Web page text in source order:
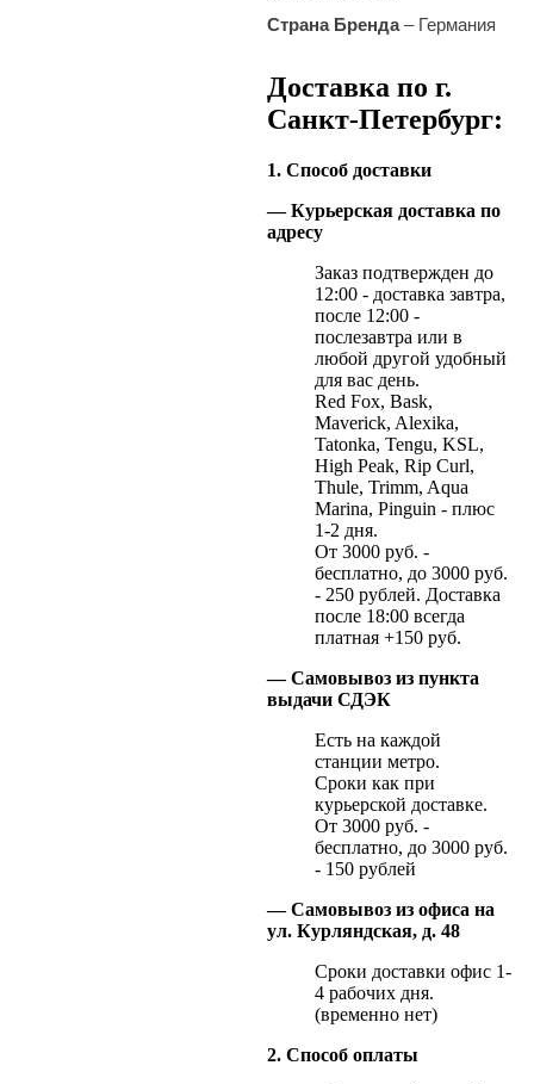
Страна Бренда– Германия
Доставка по г.
Санкт-Петербург:
1. Способ доставки
— Курьерская доставка по
адресу
Заказ подтвержден до
12:00 - доставка завтра,
после 12:00 -
послезавтра или в
любой другой удобный
для вас день.
Red Fox, Bask,
Maverick, Alexika,
Tatonka, Tengu, KSL,
High Peak, Rip Curl,
Thule, Trimm, Aqua
Marina, Pinguin - плюс
1-2 дня.
От 3000 руб. -
бесплатно, до 3000 руб.
- 250 рублей. Доставка
после 18:00 всегда
платная +150 руб.
— Самовывоз из пункта
выдачи СДЭК
Есть на каждой
станции метро.
Сроки как при
курьерской доставке.
От 3000 руб. -
бесплатно, до 3000 руб.
- 150 рублей
— Самовывоз из офиса на
ул. Курляндская, д. 48
Сроки доставки офис 1-
4 рабочих дня.
(временно нет)
2. Способ оплаты